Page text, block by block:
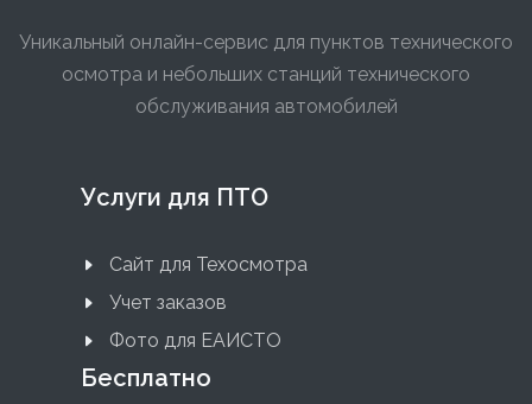
Уникальный онлайн-сервис для пунктов технического
осмотра и небольших станций технического
обслуживания автомобилей
Услуги для ПТО
Сайт для Техосмотра
Учет заказов
Фото для ЕАИСТО
Бесплатно